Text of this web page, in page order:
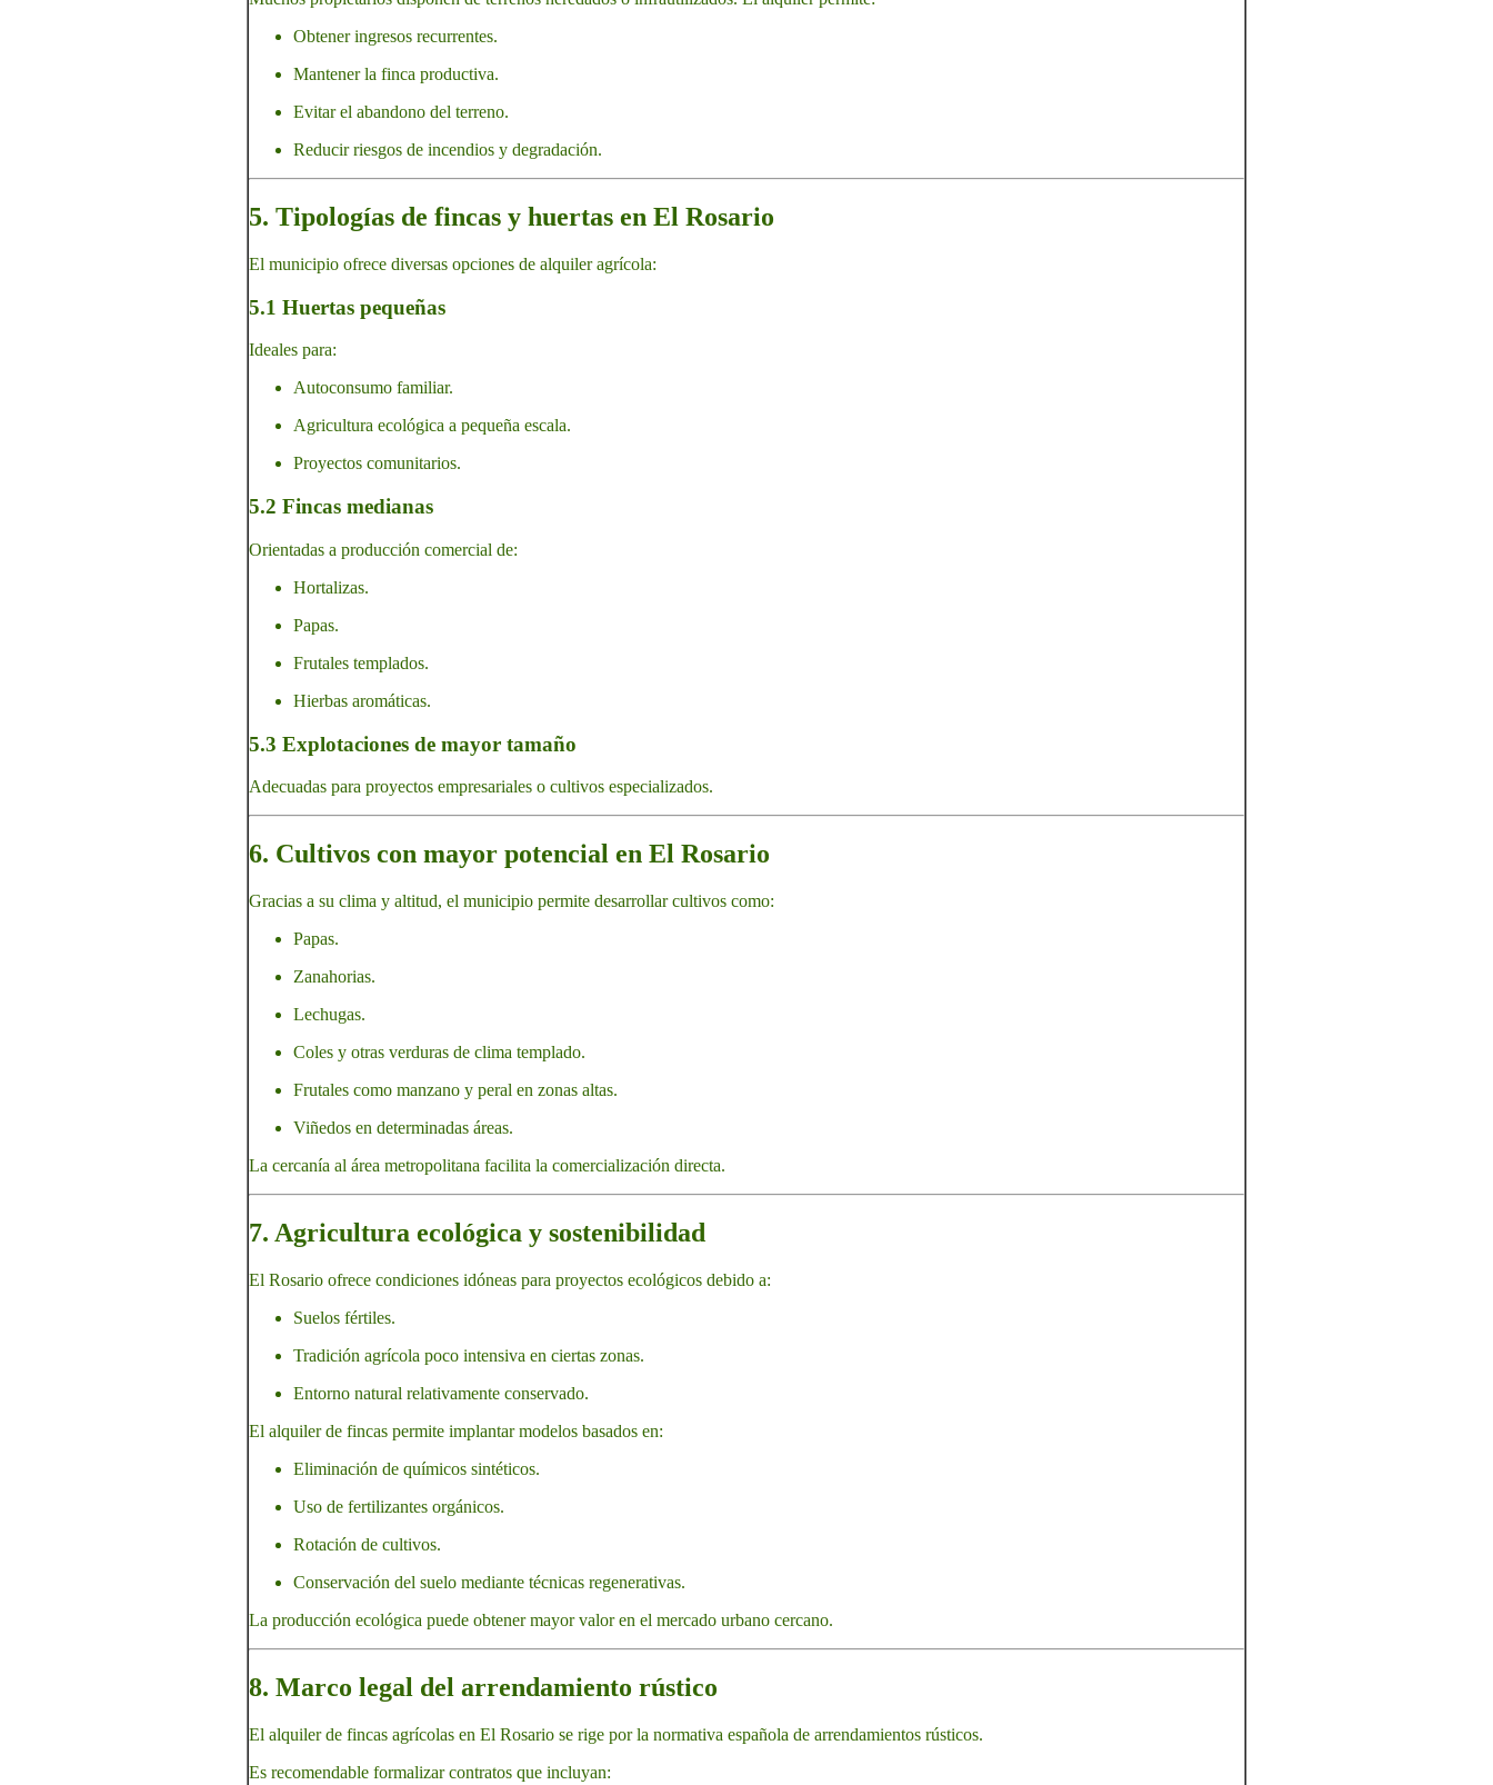
Obtener ingresos recurrentes.
Mantener la finca productiva.
Evitar el abandono del terreno.
Reducir riesgos de incendios y degradación.
5. Tipologías de fincas y huertas en El Rosario
El municipio ofrece diversas opciones de alquiler agrícola:
5.1 Huertas pequeñas
Ideales para:
Autoconsumo familiar.
Agricultura ecológica a pequeña escala.
Proyectos comunitarios.
5.2 Fincas medianas
Orientadas a producción comercial de:
Hortalizas.
Papas.
Frutales templados.
Hierbas aromáticas.
5.3 Explotaciones de mayor tamaño
Adecuadas para proyectos empresariales o cultivos especializados.
6. Cultivos con mayor potencial en El Rosario
Gracias a su clima y altitud, el municipio permite desarrollar cultivos como:
Papas.
Zanahorias.
Lechugas.
Coles y otras verduras de clima templado.
Frutales como manzano y peral en zonas altas.
Viñedos en determinadas áreas.
La cercanía al área metropolitana facilita la comercialización directa.
7. Agricultura ecológica y sostenibilidad
El Rosario ofrece condiciones idóneas para proyectos ecológicos debido a:
Suelos fértiles.
Tradición agrícola poco intensiva en ciertas zonas.
Entorno natural relativamente conservado.
El alquiler de fincas permite implantar modelos basados en:
Eliminación de químicos sintéticos.
Uso de fertilizantes orgánicos.
Rotación de cultivos.
Conservación del suelo mediante técnicas regenerativas.
La producción ecológica puede obtener mayor valor en el mercado urbano cercano.
8. Marco legal del arrendamiento rústico
El alquiler de fincas agrícolas en El Rosario se rige por la normativa española de arrendamientos rústicos.
Es recomendable formalizar contratos que incluyan: